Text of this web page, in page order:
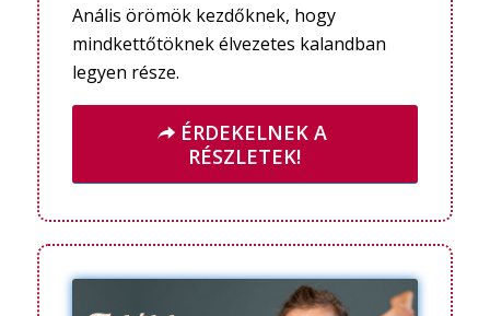
Anális örömök kezdőknek, hogy
mindkettőtöknek élvezetes kalandban
legyen része.
ÉRDEKELNEK A
RÉSZLETEK!